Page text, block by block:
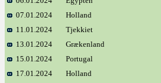
07.01.2024
Holland
11.01.2024
Tjekkiet
13.01.2024
Grækenland
15.01.2024
Portugal
17.01.2024
Holland